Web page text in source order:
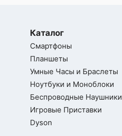
Каталог
Смартфоны
Планшеты
Умные Часы и Браслеты
Ноутбуки и Моноблоки
Беспроводные Наушники
Игровые Приставки
Dyson